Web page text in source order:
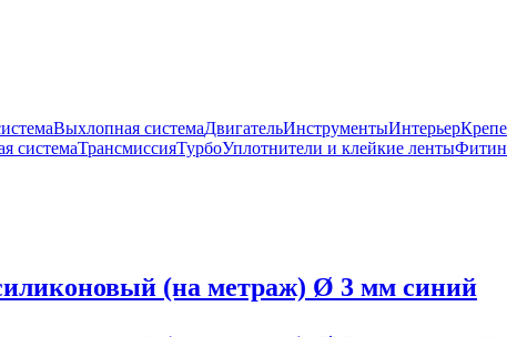
Выхлопная системаДвигательИнструментыИнтерьер
системаТрансмиссияТурбоУплотнители и клейкие ленты
(на метраж) Ø 3 мм синий